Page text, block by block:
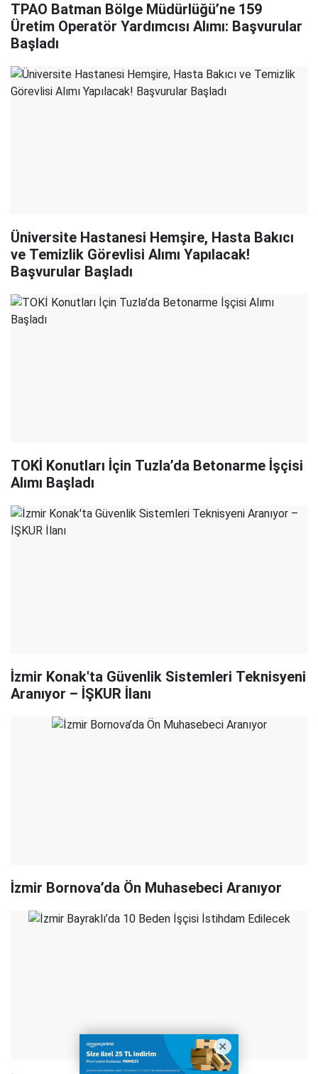
TPAO Batman Bölge Müdürlüğü’ne 159
Üretim Operatör Yardımcısı Alımı: Başvurular
Başladı
Üniversite Hastanesi Hemşire, Hasta Bakıcı
ve Temizlik Görevlisi Alımı Yapılacak!
Başvurular Başladı
TOKİ Konutları İçin Tuzla’da Betonarme İşçisi
Alımı Başladı
İzmir Konak'ta Güvenlik Sistemleri Teknisyeni
Aranıyor – İŞKUR İlanı
İzmir Bornova’da Ön Muhasebeci Aranıyor